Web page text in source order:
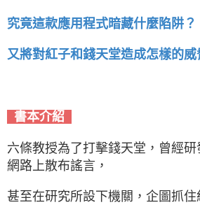
究竟這款應用程式暗藏什麼陷阱？
又將對紅子和錢天堂造成怎樣的威
書本介紹
六條教授為了打擊錢天堂，曾經
網路上散布謠言，
甚至在研究所設下機關，企圖抓住